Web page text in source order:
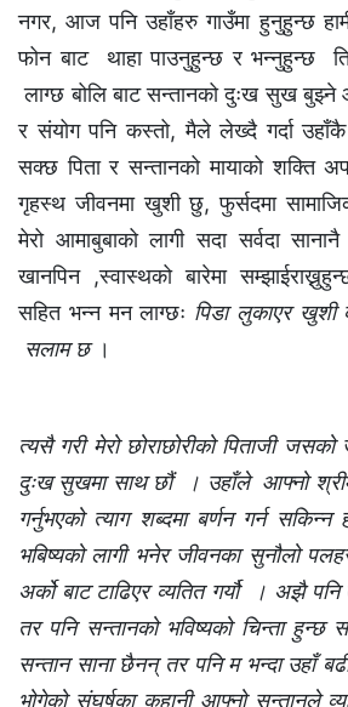
नगर, आज पनि उहाँहरु गाउँमा हुनुहुन्छ
फोन बाट थाहा पाउनुहुन्छ र भन्नुहुन्छ
लाग्छ बोलि बाट सन्तानको दुःख सुख बुझ्ने
र संयोग पनि कस्तो, मैले लेख्दै गर्दा
सक्छ पिता र सन्तानको मायाको शक्ति
गृहस्थ जीवनमा खुशी छु, फुर्सदमा
मेरो आमाबुबाको लागी सदा सर्वदा
खानपिन ,स्वास्थको बारेमा
सहित भन्न मन लाग्छः पिडा लुकाएर खुशी
सलाम छ।
त्यसै गरी मेरो छोराछोरीको पिताजी
दुःख सुखमा साथ छौं । उहाँले आफ्नो
गर्नुभएको त्याग शब्दमा बर्णन गर्न सकिन्न
भबिष्यको लागी भनेर जीवनका सुनौलो
अर्को बाट टाढिएर व्यतित गर्यौ । अझै
तर पनि सन्तानको भविष्यको चिन्ता हुन्छ
सन्तान साना छैनन् तर पनि म भन्दा उहाँ
भोगेको संघर्षका कहानी आफ्नो सन्तानले